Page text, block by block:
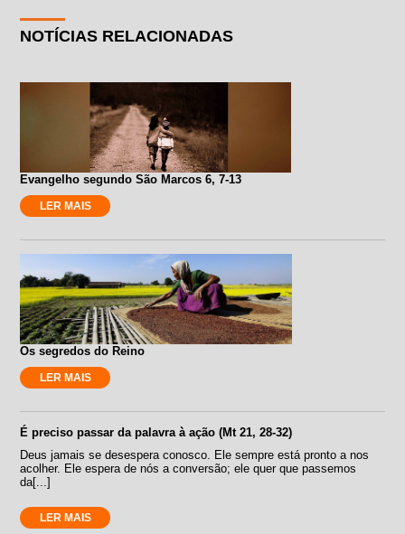
NOTÍCIAS RELACIONADAS
Evangelho segundo São Marcos 6, 7-13
LER MAIS
Os segredos do Reino
LER MAIS
É preciso passar da palavra à ação (Mt 21, 28-32)
Deus jamais se desespera conosco. Ele sempre está pronto a nos
acolher. Ele espera de nós a conversão; ele quer que passemos
da[...]
LER MAIS